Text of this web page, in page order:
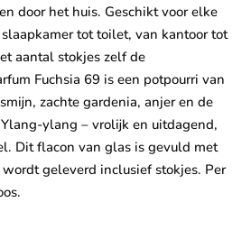
door het huis. Geschikt voor elke
tot toilet, van kantoor tot
aantal stokjes zelf de
Fuchsia 69 is een potpourri van
zachte gardenia, anjer en de
Ylang-ylang – vrolijk en uitdagend,
Dit flacon van glas is gevuld met
geleverd inclusief stokjes. Per